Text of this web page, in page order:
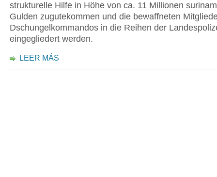
strukturelle Hilfe in Höhe von ca. 11 Millionen
Gulden zugutekommen und die bewaffneten
Dschungelkommandos in die Reihen der
eingegliedert werden.
LEER MÁS